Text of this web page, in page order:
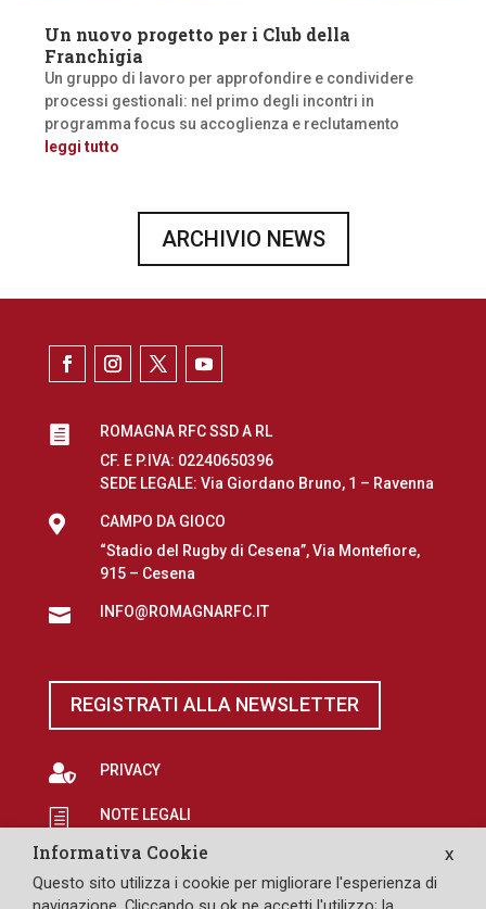
Un nuovo progetto per i Club della
Franchigia
Un gruppo di lavoro per approfondire e condividere
processi gestionali: nel primo degli incontri in
programma focus su accoglienza e reclutamento
leggi tutto
ARCHIVIO NEWS

ROMAGNA RFC SSD A RL
CF. E P.IVA: 02240650396
SEDE LEGALE: Via Giordano Bruno, 1 – Ravenna

CAMPO DA GIOCO
“Stadio del Rugby di Cesena”, Via Montefiore,
915 – Cesena
 INFO@ROMAGNARFC.IT
REGISTRATI ALLA NEWSLETTER
 PRIVACY
h NOTE LEGALI
p EROGAZIONI PUBBLICHE
SAFEGUARDING
X
Informativa Cookie
Questo sito utilizza i cookie per migliorare l'esperienza di